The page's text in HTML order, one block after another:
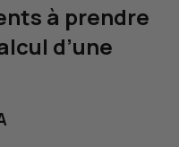
à prendre
d’une